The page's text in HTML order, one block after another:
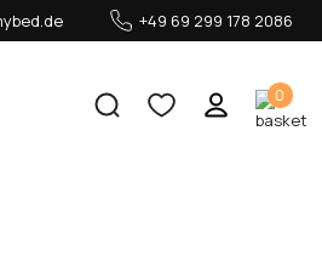
+49 69 299 178 2086
0